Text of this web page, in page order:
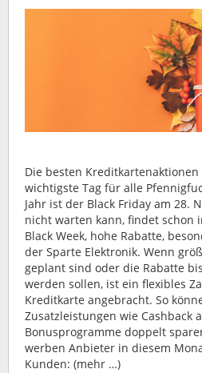
Die besten
wichtigste Tag für alle
Jahr ist der Black Friday am 28.
nicht warten kann, findet schon
Black Week, hohe Rabatte,
der Sparte Elektronik. Wenn
geplant sind oder die Rabatte
werden sollen, ist ein flexibles
Kreditkarte angebracht. So
Zusatzleistungen wie Cashback
Bonusprogramme doppelt
werben Anbieter in diesem
Kunden: (mehr …)